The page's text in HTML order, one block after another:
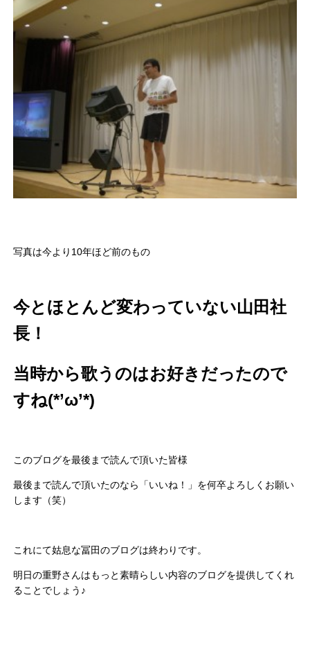
写真は今より10年ほど前のもの
今とほとんど変わっていない山田社
長！
当時から歌うのはお好きだったので
すね(*’ω’*)
このブログを最後まで読んで頂いた皆様
最後まで読んで頂いたのなら「いいね！」を何卒よろしくお願い
します（笑）
これにて姑息な冨田のブログは終わりです。
明日の重野さんはもっと素晴らしい内容のブログを提供してくれ
ることでしょう♪